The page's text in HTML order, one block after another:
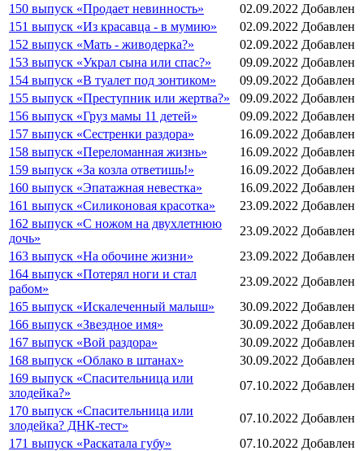
150 выпуск «Продает невинность»
02.09.2022 Добавлен
151 выпуск «Из красавца - в мумию»
02.09.2022 Добавлен
152 выпуск «Мать - живодерка?»
02.09.2022 Добавлен
153 выпуск «Украл сына или спас?»
09.09.2022 Добавлен
154 выпуск «В туалет под зонтиком»
09.09.2022 Добавлен
155 выпуск «Преступник или жертва?»
09.09.2022 Добавлен
156 выпуск «Груз мамы 11 детей»
09.09.2022 Добавлен
157 выпуск «Сестренки раздора»
16.09.2022 Добавлен
158 выпуск «Переломанная жизнь»
16.09.2022 Добавлен
159 выпуск «За козла ответишь!»
16.09.2022 Добавлен
160 выпуск «Эпатажная невестка»
16.09.2022 Добавлен
161 выпуск «Силиконовая красотка»
23.09.2022 Добавлен
162 выпуск «С ножом на двухлетнюю
дочь»
23.09.2022 Добавлен
163 выпуск «На обочине жизни»
23.09.2022 Добавлен
164 выпуск «Потерял ноги и стал
рабом»
23.09.2022 Добавлен
165 выпуск «Искалеченный малыш»
30.09.2022 Добавлен
166 выпуск «Звездное имя»
30.09.2022 Добавлен
167 выпуск «Вой раздора»
30.09.2022 Добавлен
168 выпуск «Облако в штанах»
30.09.2022 Добавлен
169 выпуск «Спасительница или
злодейка?»
07.10.2022 Добавлен
170 выпуск «Спасительница или
злодейка? ДНК-тест»
07.10.2022 Добавлен
171 выпуск «Раскатала губу»
07.10.2022 Добавлен